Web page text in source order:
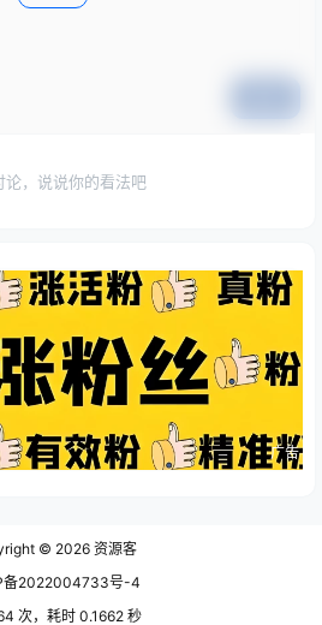
论，说说你的看法吧
广告
© 2026 资源客
备2022004733号-4
次，耗时 0.1662 秒